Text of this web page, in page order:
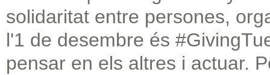
solidaritat entre persones,
l'1 de desembre és
pensar en els altres i actuar.